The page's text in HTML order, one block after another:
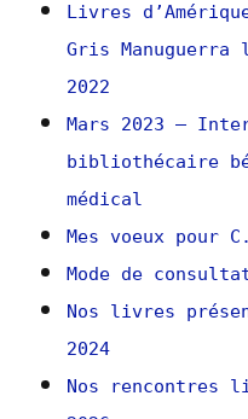
Livres
Gris
2022
Mars 2023 –
bibliothécaire
médical
Mes voeux pour
Mode de
Nos livres
2024
Nos